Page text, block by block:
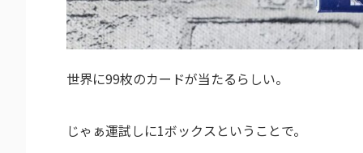
世界に99枚のカードが当たるらしい。
じゃぁ運試しに1ボックスということで。